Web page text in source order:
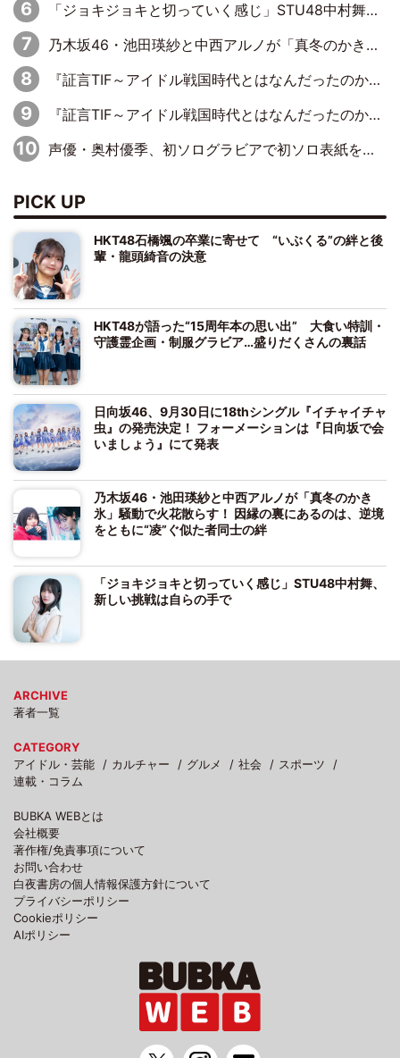
「ジョキジョキと切っていく感じ」STU48中村舞、新しい挑戦は自らの手で
乃木坂46・池田瑛紗と中西アルノが「真冬のかき氷」騒動で火花散らす！ 因縁の裏にあるのは、逆境をともに“凌”ぐ似た者同士の絆
『証言TIF～アイドル戦国時代とはなんだったのか～』第11回：私立恵比寿中学・真山りか×安本彩花「TIFで10年ぶりのキョンシーメイクをしたら、場を完全に引かせてしまって。時代が変わったんだなって」
『証言TIF～アイドル戦国時代とはなんだったのか～』第6回：でんぱ組.inc・古川未鈴×相沢梨紗「『ハロプロやりたかったな』って言ったら、夢眠ねむさんに『てめえはでんぱ組．incなんだよ！』って肩パンされて(笑)」
声優・奥村優季、初ソログラビアで初ソロ表紙を飾る！ 初めて見せる表情や、声優を志したきっかけなどを語った必読のインタビューを掲載
PICK UP
HKT48石橋颯の卒業に寄せて “いぶくる”の絆と後
輩・龍頭綺音の決意
HKT48が語った“15周年本の思い出” 大食い特訓・
守護霊企画・制服グラビア…盛りだくさんの裏話
日向坂46、9月30日に18thシングル『イチャイチャ
虫』の発売決定！ フォーメーションは『日向坂で会
いましょう』にて発表
乃木坂46・池田瑛紗と中西アルノが「真冬のかき
氷」騒動で火花散らす！ 因縁の裏にあるのは、逆境
をともに“凌”ぐ似た者同士の絆
「ジョキジョキと切っていく感じ」STU48中村舞、
新しい挑戦は自らの手で
ARCHIVE
著者一覧
CATEGORY
アイドル・芸能
カルチャー グルメ 社会
スポーツ
連載・コラム
BUBKA WEBとは
会社概要
著作権/免責事項について
お問い合わせ
白夜書房の個人情報保護方針について
プライバシーポリシー
Cookieポリシー
AIポリシー